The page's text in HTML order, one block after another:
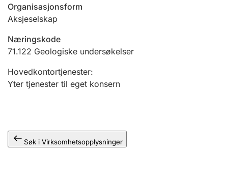
Ektepaktveileder
Offentlig sektor
Andre tema
Organisasjonsform
Aksjeselskap
Næringskode
71.122 Geologiske undersøkelser
Hovedkontortjenester:
Yter tjenester til eget konsern
Søk i Virksomhetsopplysninger